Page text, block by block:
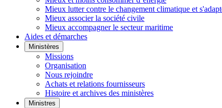
Mieux lutter contre le changement climatique et
Mieux associer la société civile
Mieux accompagner le secteur maritime
Aides et démarches
Ministères
Missions
Organisation
Nous rejoindre
Achats et relations fournisseurs
Histoire et archives des ministères
Ministres